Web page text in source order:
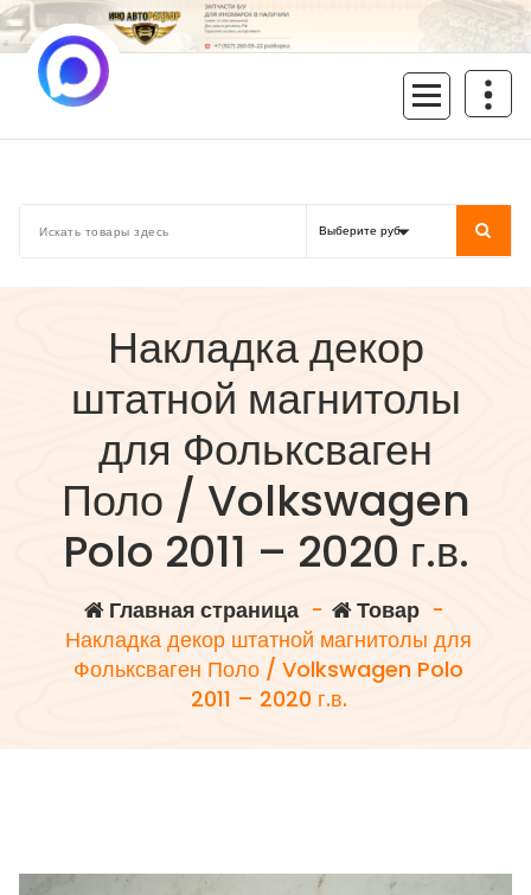
Перейти
к
содержимому
Накладка декор
штатной магнитолы
для Фольксваген
Поло / Volkswagen
Polo 2011 – 2020 г.в.
Главная страница- Товар-
Накладка декор штатной магнитолы для
Фольксваген Поло / Volkswagen Polo
2011 – 2020 г.в.